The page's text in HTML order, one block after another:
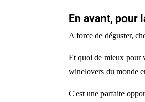
En avant, pour
A force de déguster,
Et quoi de mieux pour
winelovers du monde
C'est une parfaite